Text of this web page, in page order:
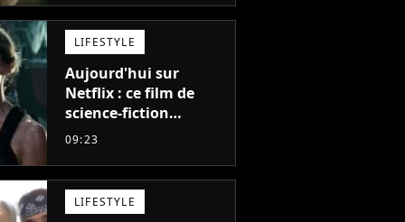
l'année"
LIFESTYLE
Aujourd'hui sur
Netflix : ce film de
science-fiction
totalement oublié est
meilleurs des années
2010
09:23
LIFESTYLE